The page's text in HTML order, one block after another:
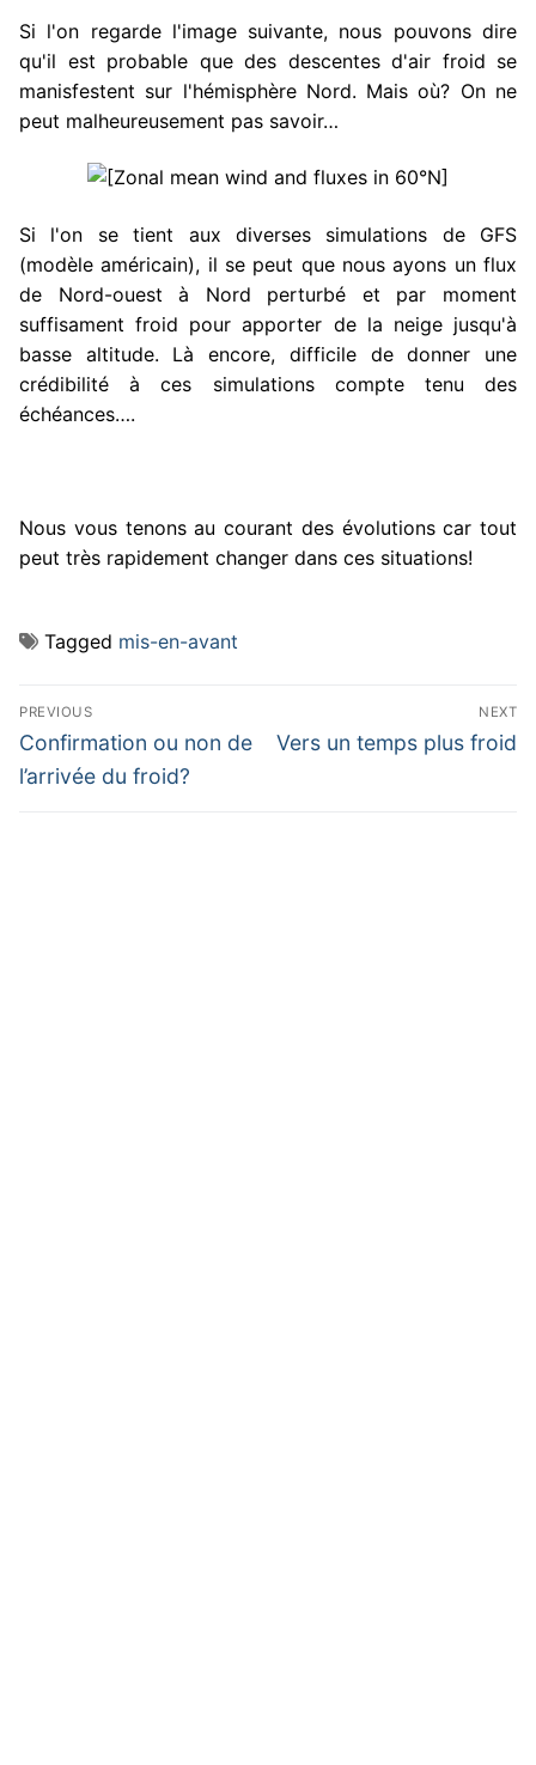
Si l'on regarde l'image suivante, nous pouvons dire
qu'il est probable que des descentes d'air froid se
manisfestent sur l'hémisphère Nord. Mais où? On ne
peut malheureusement pas savoir…
Si l'on se tient aux diverses simulations de GFS
(modèle américain), il se peut que nous ayons un flux
de Nord-ouest à Nord perturbé et par moment
suffisament froid pour apporter de la neige jusqu'à
basse altitude. Là encore, difficile de donner une
crédibilité à ces simulations compte tenu des
échéances….
Nous vous tenons au courant des évolutions car tout
peut très rapidement changer dans ces situations!
Tagged mis-en-avant
Navigation
de
l’article
PREVIOUS
Previous
post:
Confirmation ou non de
l’arrivée du froid?
NEXT
Next
Vers un temps plus froid